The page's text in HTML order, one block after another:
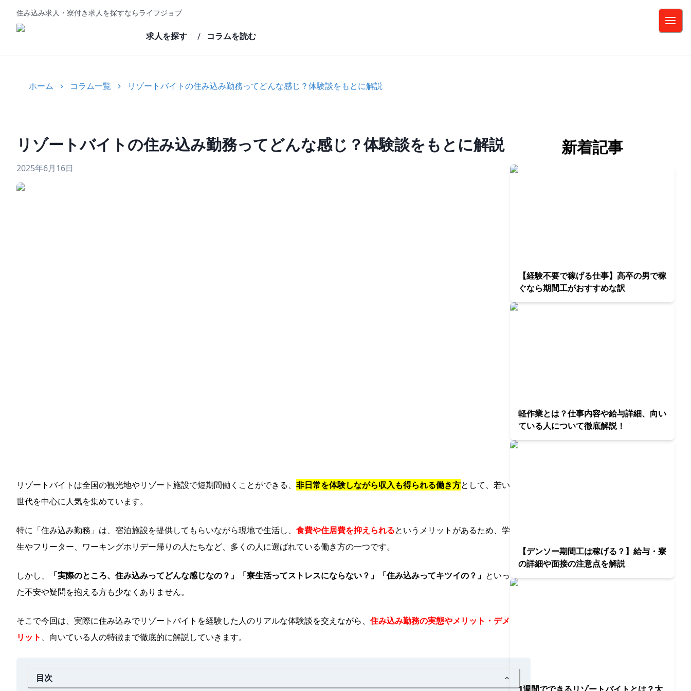
住み込み求人・寮付き求人を探すならライフジョブ
求人を探す / コラムを読む
ホーム コラム一覧 リゾートバイトの住み込み勤務ってどんな感じ？体験談をもとに解説
リゾートバイトの住み込み勤務ってどんな感じ？体験談をもとに解説
2025年6月16日
リゾートバイトは全国の観光地やリゾート施設で短期間働くことができる、 非日常を体験しながら収入も得られる働き方として、若い
世代を中心に人気を集めています。
特に「住み込み勤務」は、宿泊施設を提供してもらいながら現地で生活し、 食費や住居費を抑えられるというメリットがあるため、学
生やフリーター、ワーキングホリデー帰りの人たちなど、多くの人に選ばれている働き方の一つです。
しかし、 「実際のところ、住み込みってどんな感じなの？」「寮生活ってストレスにならない？」「住み込みってキツイの？」 といっ
た不安や疑問を抱える方も少なくありません。
そこで今回は、実際に住み込みでリゾートバイトを経験した人のリアルな体験談を交えながら、 住み込み勤務の実態やメリット・デメ
リット 、向いている人の特徴まで徹底的に解説していきます。
目次
新着記事
【経験不要で稼げる仕事】高卒の男で稼
ぐなら期間工がおすすめな訳
軽作業とは？仕事内容や給与詳細、向い
ている人について徹底解説！
【デンソー期間工は稼げる？】給与・寮
の詳細や面接の注意点を解説